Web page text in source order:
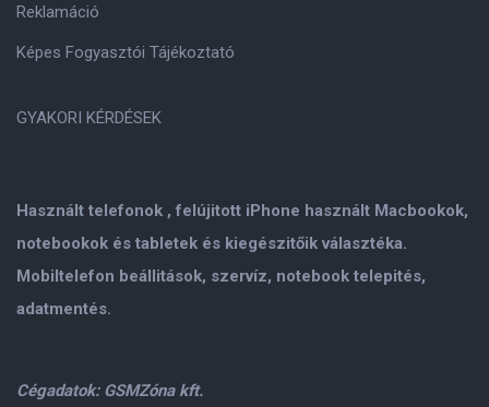
Használt telefonok , felújitott iPhone használt Macbookok,
notebookok és tabletek és kiegészitőik választéka.
Mobiltelefon beállitások, szervíz, notebook telepités,
adatmentés.
Cégadatok: GSMZóna kft.
Reklamáció
Képes Fogyasztói Tájékoztató
GYAKORI KÉRDÉSEK